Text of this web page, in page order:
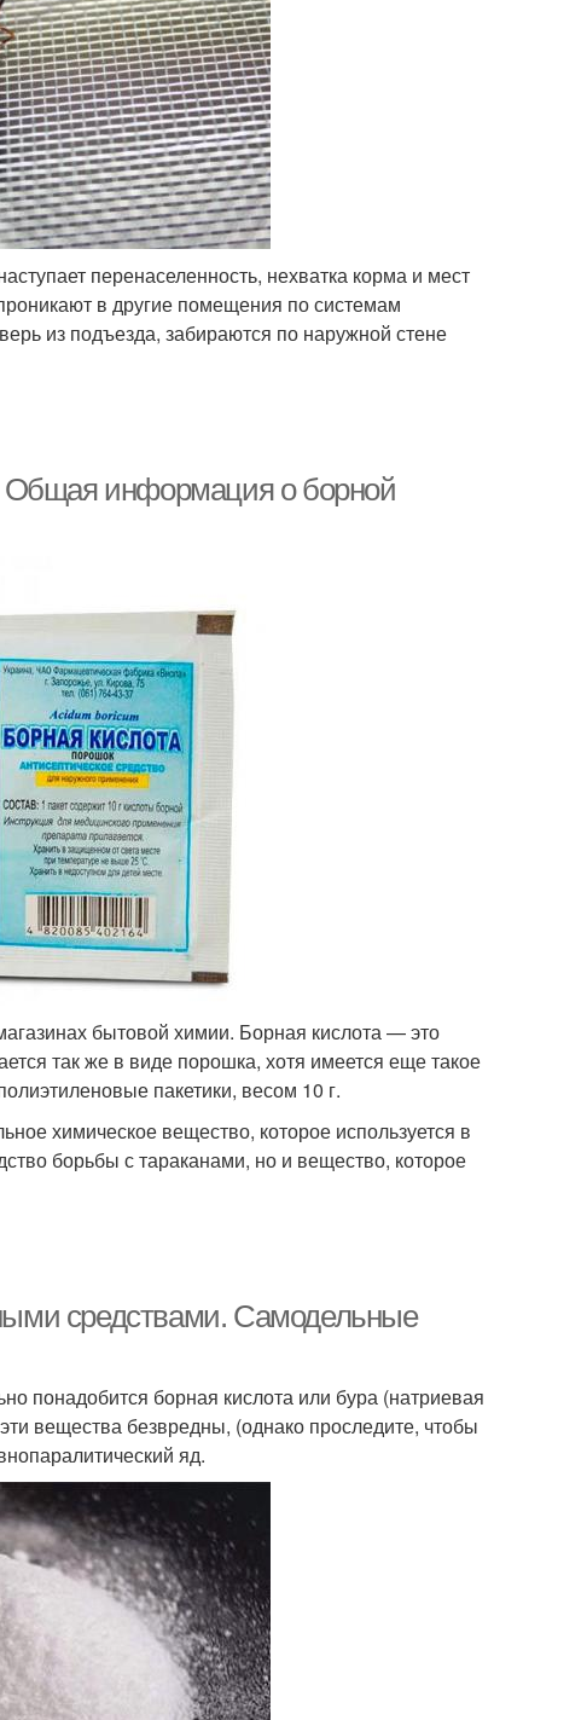
перенаселенность, нехватка корма и мест
в другие помещения по системам
из подъезда, забираются по наружной стене
Общая информация о борной
бытовой химии. Борная кислота — это
так же в виде порошка, хотя имеется еще такое
пакетики, весом 10 г.
химическое вещество, которое используется в
борьбы с тараканами, но и вещество, которое
средствами. Самодельные
понадобится борная кислота или бура (натриевая
вещества безвредны, (однако проследите, чтобы
яд.